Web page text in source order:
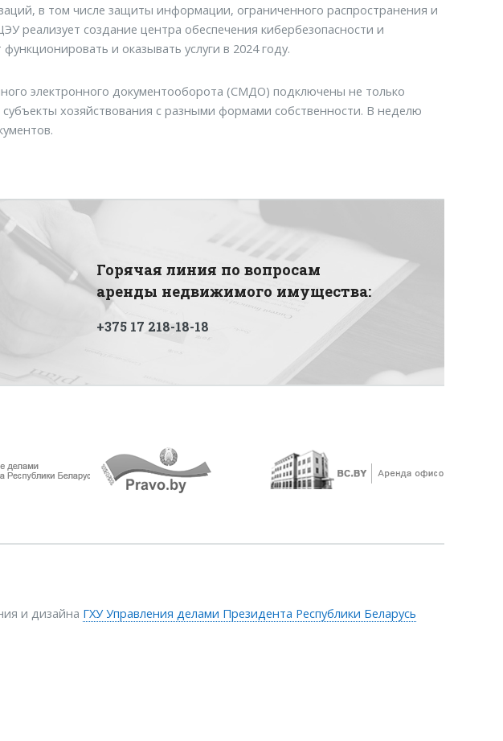
в том числе защиты информации, ограниченного распространения и
реализует создание центра обеспечения кибербезопасности и
и оказывать услуги в 2024 году.
электронного документооборота (СМДО) подключены не только
хозяйствования с разными формами собственности. В неделю
Горячая линия по вопросам
аренды недвижимого имущества:
+375 17 218-18-18
и дизайна ГХУ Управления делами Президента Республики Беларусь